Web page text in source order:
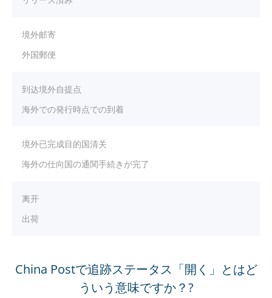
境外邮寄
外国郵便
到达境外自提点
海外での発行時点での到着
境外已完成目的国清关
海外の仕向国の通関手続きが完了
离开
出荷
China Postで追跡ステータス「開く」とはど
ういう意味ですか？?